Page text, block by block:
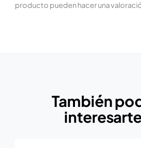
producto pueden hacer una
También